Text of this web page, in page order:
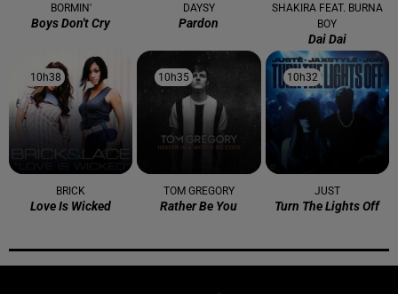
BORMIN'
Boys Don't Cry
DAYSY
Pardon
SHAKIRA FEAT. BURNA
BOY
Dai Dai
10h38
10h38
BRICK
Love Is Wicked
10h35
10h35
TOM GREGORY
Rather Be You
10h32
10h32
JUST
Turn The Lights Off